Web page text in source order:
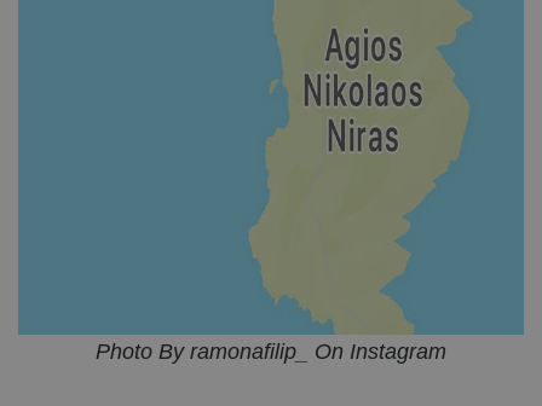
Photo By ramonafilip_ On Instagram